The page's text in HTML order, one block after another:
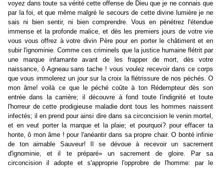
voyez dans toute sa vérité cette offense de Dieu que je ne connais que
par la foi, et que même malgré le secours de cette divine lumière je ne
sais ni bien sentir, ni bien comprendre. Vous en pénétrez l'étendue
immense et la profonde malice, et dès les premiers jours de votre vie
vous vous offrez à votre divin Père pour en porter le châtiment et en
subir l'ignominie. Comme ces criminels que la justice humaine flétrit par
une marque infamante avant de les frapper de mort, dès votre
naissance, ô Agneau sans tache ! vous voulez recevoir dans ce corps
que vous immolerez un jour sur la croix la flétrissure de nos péchés. O
mon âme! voilà ce que le péché coûte à ton Rédempteur dès son
entrée dans la carrière; il découvre à fond toute l'indignité et toute
l'horreur de cette prodigieuse maladie dont tous les hommes naissent
infectés; il en prend pour ainsi dire dans sa circoncision le venin mortel,
et en veut porter la marque et la plaie; et pourquoi? pour effacer ta
honte, ô mon âme ! pour l'anéantir dans sa propre chair. O bonté infinie
de ton aimable Sauveur! Il se dévoue à recevoir un sacrement
d'ignominie, et il te préparé» un sacrement de gloire. Par sa
circoncision il adopte et s'approprie l'opprobre de l'homme: par le